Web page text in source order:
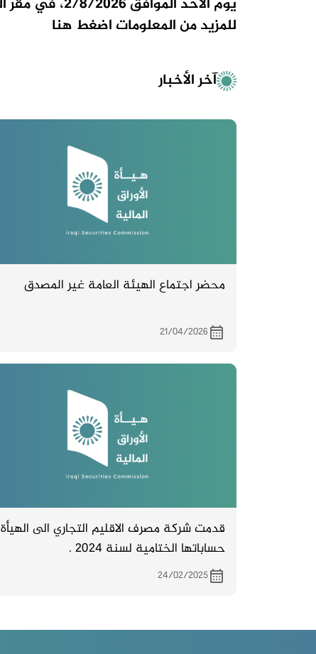
للمزيد من المعلومات اضغط هنا
آخر الأخبار
محضر اجتماع الهيئة العامة غير المصدق
21/04/2026
قدمت شركة مصرف الاقليم التجاري الى الهيأة
حساباتها الختامية لسنة 2024 .
24/02/2025